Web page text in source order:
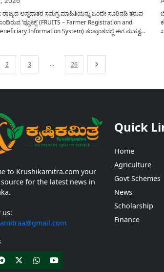
ರಾಜ್ಯದ ಅನ್ನದಾತರ ಸಮಗ್ರ ಮಾಹಿತಿಯನ್ನು ಒಂದೇ ಸೂರಿನಡಿ ತರುವ
‘ಫ್ರೂಟ್ಸ್’ (FRUITS – Farmer Registration and
Information System) ತಂತ್ರಾಂಶದಲ್ಲಿ ಈಗ ಮಹತ್ವದ
2 3 … 26
to Krushikamitra.com your
for the latest news in
us:
Quick
Home
Agriculture
Govt Schemes
News
Scholarship
Finance